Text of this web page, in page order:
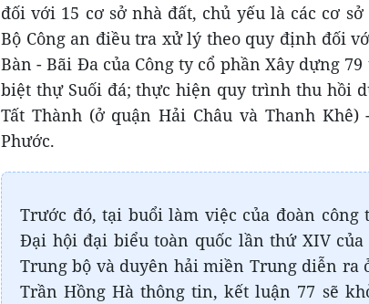
đối với 15 cơ sở nhà đất, chủ yếu là các cơ
Bộ Công an điều tra xử lý theo quy định đối
Bàn - Bãi Đa của Công ty cổ phần Xây dựng
biệt thự Suối đá; thực hiện quy trình thu hồi
Tất Thành (ở quận Hải Châu và Thanh
Phước.
Trước đó, tại buổi làm việc của đoàn
Đại hội đại biểu toàn quốc lần thứ XIV
Trung bộ và duyên hải miền Trung diễn ra
Trần Hồng Hà thông tin, kết luận 77 sẽ